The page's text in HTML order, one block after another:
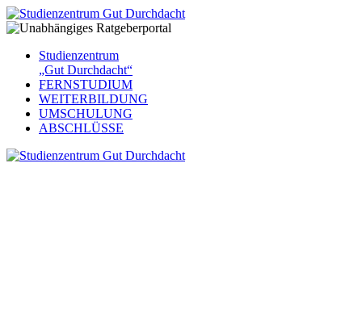
Studienzentrum
„Gut Durchdacht“
FERNSTUDIUM
WEITERBILDUNG
UMSCHULUNG
ABSCHLÜSSE